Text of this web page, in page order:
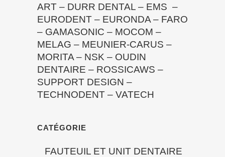
ART – DURR DENTAL – EMS –
EURODENT – EURONDA – FARO
– GAMASONIC – MOCOM –
MELAG – MEUNIER-CARUS –
MORITA – NSK – OUDIN
DENTAIRE – ROSSICAWS –
SUPPORT DESIGN –
TECHNODENT – VATECH
CATÉGORIE
FAUTEUIL ET UNIT DENTAIRE